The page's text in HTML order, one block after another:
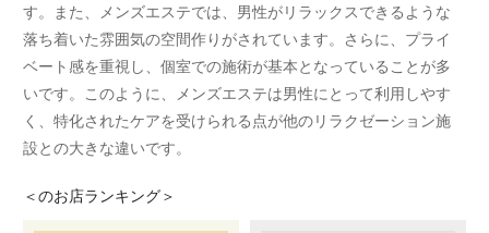
す。また、メンズエステでは、男性がリラックスできるような
落ち着いた雰囲気の空間作りがされています。さらに、プライ
ベート感を重視し、個室での施術が基本となっていることが多
いです。このように、メンズエステは男性にとって利用しやす
く、特化されたケアを受けられる点が他のリラクゼーション施
設との大きな違いです。
＜のお店ランキング＞